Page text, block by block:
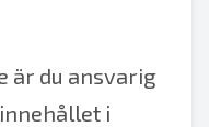
är du ansvarig
i